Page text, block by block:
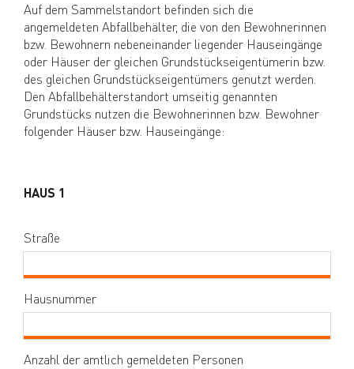
Auf dem Sammelstandort befinden sich die
angemeldeten Abfallbehälter, die von den Bewohnerinnen
bzw. Bewohnern nebeneinander liegender Hauseingänge
oder Häuser der gleichen Grundstückseigentümerin bzw.
des gleichen Grundstückseigentümers genutzt werden.
Den Abfallbehälterstandort umseitig genannten
Grundstücks nutzen die Bewohnerinnen bzw. Bewohner
folgender Häuser bzw. Hauseingänge:
HAUS 1
Straße
Hausnummer
Anzahl der amtlich gemeldeten Personen